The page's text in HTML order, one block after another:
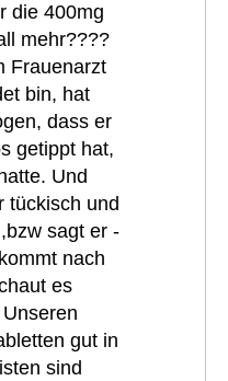
die 400mg
mehr????
Frauenarzt
bin, hat
dass er
getippt hat,
Und
tückisch und
sagt er -
nach
es
gut in
sind